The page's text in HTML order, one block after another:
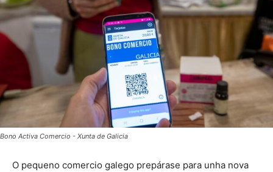
Bono Activa Comercio - Xunta de Galicia
O pequeno comercio galego prepárase para unha nova